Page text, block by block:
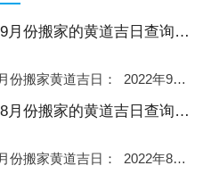
武川县2022年9月份搬家的黄道吉日查询大全一览表哪天适合搬家好日子
武川县2022年9月份搬家黄道吉日： 2022年9月6日 「星期二」 农历八月十一2022年9月12日 「星期一」 农历八月十七2022年9月16日 「星期五」 农历八月廿一2022年9月2
武川县2022年8月份搬家的黄道吉日查询大全一览表哪天适合搬家好日子
武川县2022年8月份搬家黄道吉日： 2022年8月2日 「星期二」 农历七月初五2022年8月6日 「星期六」 农历七月初九2022年8月8日 「星期一」 农历七月十一2022年8月10日 「